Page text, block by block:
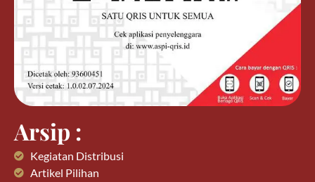
Arsip :
Kegiatan Distribusi
Artikel Pilihan